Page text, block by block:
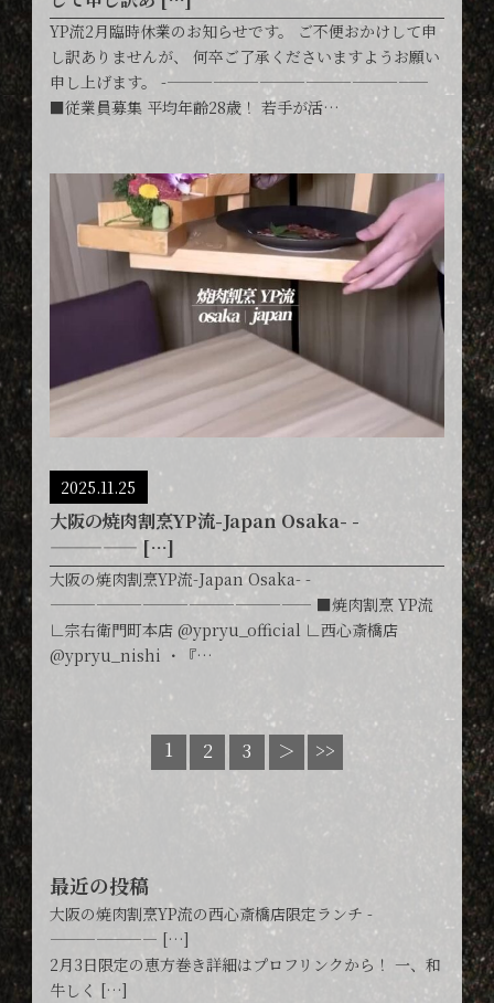
YP流2月臨時休業のお知らせです。 ご不便おかけして申
し訳ありませんが、 何卒ご了承くださいますようお願い
申し上げます。 -—————————————————
■従業員募集 平均年齢28歳！ 若手が活…
2025.11.25
大阪の焼肉割烹YP流-Japan Osaka- -
————— […]
大阪の焼肉割烹YP流-Japan Osaka- -
————————————————— ■焼肉割烹 YP流
∟宗右衛門町本店 @ypryu_official ∟西心斎橋店
@ypryu_nishi ・『…
1 2 3 ＞ >>
最近の投稿
大阪の焼肉割烹YP流の西心斎橋店限定ランチ -
——————— […]
2月3日限定の恵方巻き詳細はプロフリンクから！ 一、和
牛しく […]